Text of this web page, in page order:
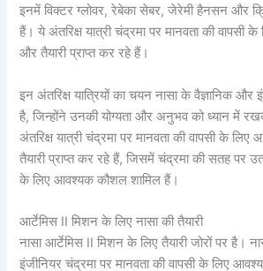
इनमें विक्टर ग्लोवर, रेबेका सेबर, जेरेमी हैनसन और
हैं। ये अंतरिक्ष यात्री चंद्रमा पर मानवता की वापसी
और तैयारी प्राप्त कर रहे हैं।
इन अंतरिक्ष यात्रियों का चयन नासा के वैज्ञानिक और
है, जिन्होंने उनकी योग्यता और अनुभव को ध्यान में
अंतरिक्ष यात्री चंद्रमा पर मानवता की वापसी के
तैयारी प्राप्त कर रहे हैं, जिसमें चंद्रमा की सतह पर
के लिए आवश्यक कौशल शामिल हैं।
आर्टेमिस II मिशन के लिए नासा की तैयारी
नासा आर्टेमिस II मिशन के लिए तैयारी जोरों पर है।
इंजीनियर चंद्रमा पर मानवता की वापसी के लिए